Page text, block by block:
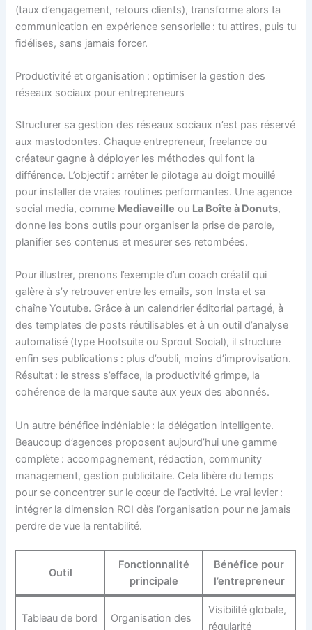
(taux d’engagement, retours clients), transforme alors ta
communication en expérience sensorielle : tu attires, puis tu
fidélises, sans jamais forcer.
Productivité et organisation : optimiser la gestion des
réseaux sociaux pour entrepreneurs
Structurer sa gestion des réseaux sociaux n’est pas réservé
aux mastodontes. Chaque entrepreneur, freelance ou
créateur gagne à déployer les méthodes qui font la
différence. L’objectif : arrêter le pilotage au doigt mouillé
pour installer de vraies routines performantes. Une agence
social media, comme Mediaveille ou La Boîte à Donuts,
donne les bons outils pour organiser la prise de parole,
planifier ses contenus et mesurer ses retombées.
Pour illustrer, prenons l’exemple d’un coach créatif qui
galère à s’y retrouver entre les emails, son Insta et sa
chaîne Youtube. Grâce à un calendrier éditorial partagé, à
des templates de posts réutilisables et à un outil d’analyse
automatisé (type Hootsuite ou Sprout Social), il structure
enfin ses publications : plus d’oubli, moins d’improvisation.
Résultat : le stress s’efface, la productivité grimpe, la
cohérence de la marque saute aux yeux des abonnés.
Un autre bénéfice indéniable : la délégation intelligente.
Beaucoup d’agences proposent aujourd’hui une gamme
complète : accompagnement, rédaction, community
management, gestion publicitaire. Cela libère du temps
pour se concentrer sur le cœur de l’activité. Le vrai levier :
intégrer la dimension ROI dès l’organisation pour ne jamais
perdre de vue la rentabilité.
Outil
Fonctionnalité
principale
Bénéfice pour
l’entrepreneur
Tableau de bord
Organisation des
Visibilité globale,
régularité